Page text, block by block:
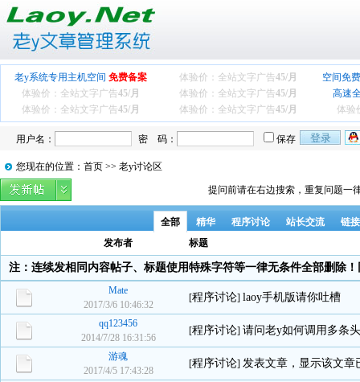
老y系统专用主机空间 免费备案 体验价：全站文字广告45/月
空间免
体验价：全站文字广告45/月 体验价：全站文字广告45/月
高速
体验价：全站文字广告45/月 体验价：全站文字广告45/月 体验
用户名： 密 码： 保存
您现在的位置：首页 >> 老y讨论区
提问前请在右边搜索，重复问题一
全部 精华 程序讨论 站长交流
链
发布者
标题
注：连续发相同内容帖子、标题使用特殊字符等一律无条件全部删除
Mate
2017/3/6 10:46:32
[程序讨论] laoy手机版请你吐槽
qq123456
2014/7/28 16:31:56
[程序讨论] 请问老y如何调用多条
游魂
2017/4/5 17:43:28
[程序讨论] 发表文章，显示该文章